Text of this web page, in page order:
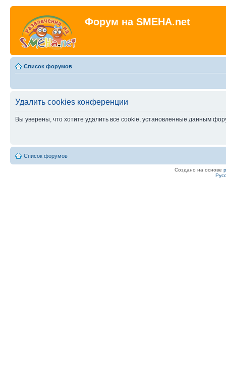
Форум на SMEHA.net
Список форумов
Удалить cookies конференции
Вы уверены, что хотите удалить все cookie, установленные данным
Список форумов
Создано на основе